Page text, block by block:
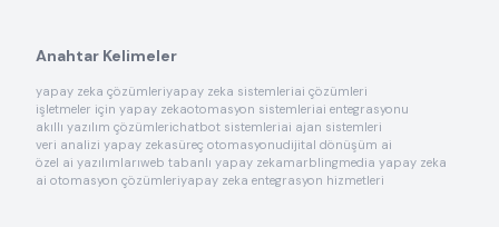
Anahtar Kelimeler
yapay zeka çözümleriyapay zeka sistemleriai çözümleri
işletmeler için yapay zekaotomasyon sistemleriai entegrasyonu
akıllı yazılım çözümlerichatbot sistemleriai ajan sistemleri
veri analizi yapay zekasüreç otomasyonudijital dönüşüm ai
özel ai yazılımlarıweb tabanlı yapay zekamarblingmedia yapay zeka
ai otomasyon çözümleriyapay zeka entegrasyon hizmetleri